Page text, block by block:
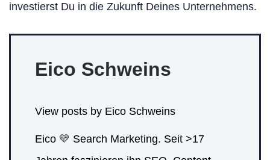
investierst Du in die Zukunft Deines Unternehmens.
Eico Schweins
View posts by Eico Schweins
Eico 💛 Search Marketing. Seit >17